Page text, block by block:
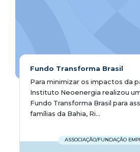
Fundo Transforma Brasil
Para minimizar os impactos da
Instituto Neoenergia realizou
Fundo Transforma Brasil para
famílias da Bahia, Ri...
ASSOCIAÇÃO/FUNDAÇÃO